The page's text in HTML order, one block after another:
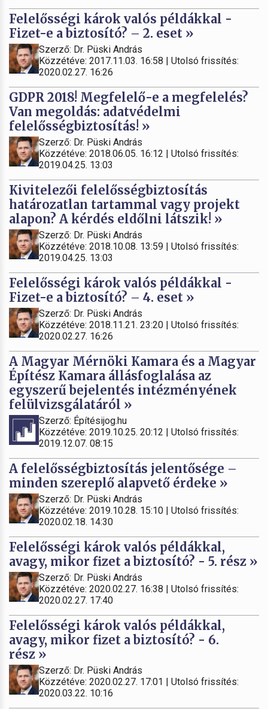
Felelősségi károk valós példákkal -
Fizet-e a biztosító? – 2. eset »
Szerző: Dr. Püski András
Közzétéve: 2017.11.03. 16:58 | Utolsó frissítés:
2020.02.27. 16:26
GDPR 2018! Megfelelő-e a megfelelés?
Van megoldás: adatvédelmi
felelősségbiztosítás! »
Szerző: Dr. Püski András
Közzétéve: 2018.06.05. 16:12 | Utolsó frissítés:
2019.04.25. 13:03
Kivitelezői felelősségbiztosítás
határozatlan tartammal vagy projekt
alapon? A kérdés eldőlni látszik! »
Szerző: Dr. Püski András
Közzétéve: 2018.10.08. 13:59 | Utolsó frissítés:
2019.04.25. 13:03
Felelősségi károk valós példákkal -
Fizet-e a biztosító? – 4. eset »
Szerző: Dr. Püski András
Közzétéve: 2018.11.21. 23:20 | Utolsó frissítés:
2020.02.27. 16:26
A Magyar Mérnöki Kamara és a Magyar
Építész Kamara állásfoglalása az
egyszerű bejelentés intézményének
felülvizsgálatáról »
Szerző: Építésijog.hu
Közzétéve: 2019.10.25. 20:12 | Utolsó frissítés:
2019.12.07. 08:15
A felelősségbiztosítás jelentősége –
minden szereplő alapvető érdeke »
Szerző: Dr. Püski András
Közzétéve: 2019.10.28. 15:10 | Utolsó frissítés:
2020.02.18. 14:30
Felelősségi károk valós példákkal,
avagy, mikor fizet a biztosító? - 5. rész »
Szerző: Dr. Püski András
Közzétéve: 2020.02.27. 16:38 | Utolsó frissítés:
2020.02.27. 17:40
Felelősségi károk valós példákkal,
avagy, mikor fizet a biztosító? - 6.
rész »
Szerző: Dr. Püski András
Közzétéve: 2020.02.27. 17:01 | Utolsó frissítés:
2020.03.22. 10:16